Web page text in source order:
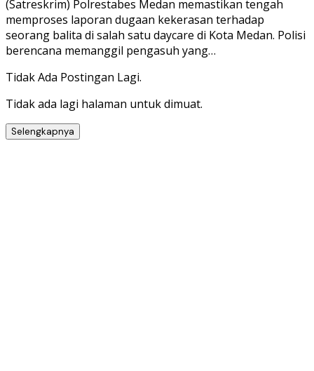
(Satreskrim) Polrestabes Medan memastikan tengah
memproses laporan dugaan kekerasan terhadap
seorang balita di salah satu daycare di Kota Medan. Polisi
berencana memanggil pengasuh yang…
Tidak Ada Postingan Lagi.
Tidak ada lagi halaman untuk dimuat.
Selengkapnya